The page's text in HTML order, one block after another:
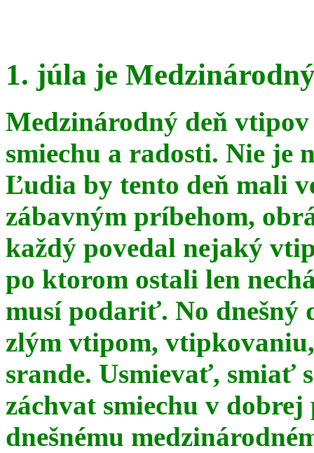
1. júla je
Medzinárodný deň
smiechu a radosti. Nie je
Ľudia by tento deň mali
zábavným príbehom,
každý povedal nejaký
po ktorom ostali len
musí podariť. No dnešný
zlým vtipom,
srande. Usmievať, smiať
záchvat smiechu v
dnešnému